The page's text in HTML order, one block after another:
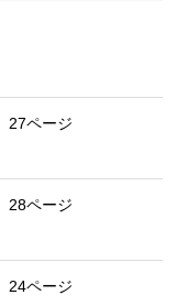
27ページ
28ページ
24ページ